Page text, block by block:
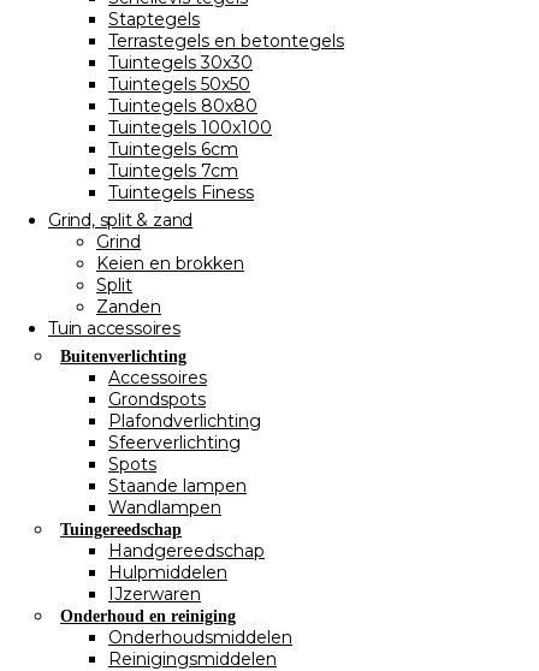
Staptegels
Terrastegels en betontegels
Tuintegels 30x30
Tuintegels 50x50
Tuintegels 80x80
Tuintegels 100x100
Tuintegels 6cm
Tuintegels 7cm
Tuintegels Finess
Grind, split & zand
Grind
Keien en brokken
Split
Zanden
Tuin accessoires
Buitenverlichting
Accessoires
Grondspots
Plafondverlichting
Sfeerverlichting
Spots
Staande lampen
Wandlampen
Tuingereedschap
Handgereedschap
Hulpmiddelen
IJzerwaren
Onderhoud en reiniging
Onderhoudsmiddelen
Reinigingsmiddelen